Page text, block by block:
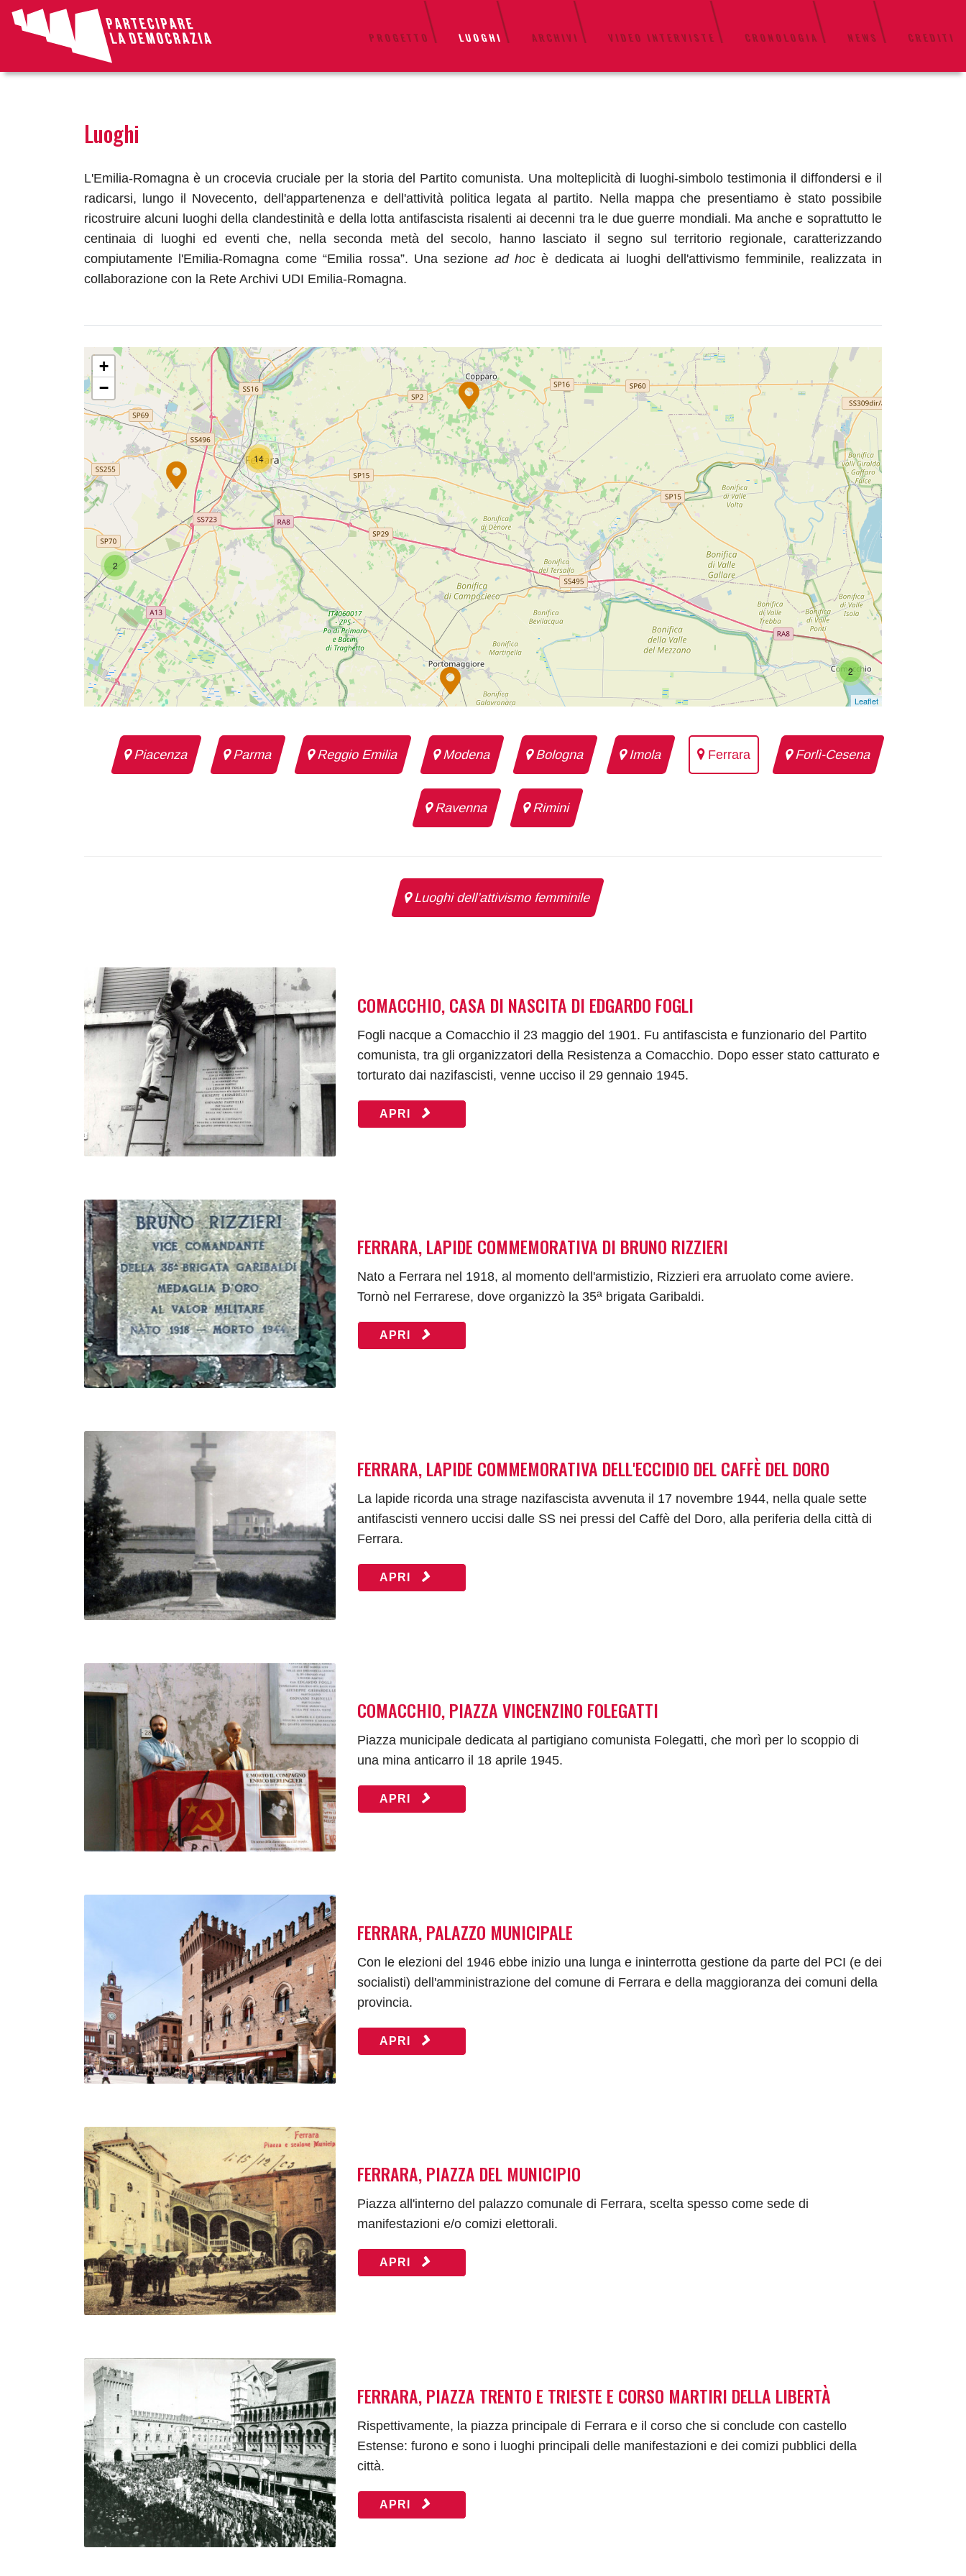
PROGETTO LUOGHI ARCHIVI VIDEO INTERVISTE CRONOLOGIA NEWS CREDITI
tags
Luoghi
L'Emilia-Romagna è un crocevia cruciale per la storia del Partito comunista. Una molteplicità di luoghi-simbolo testimonia il diffondersi e il
radicarsi, lungo il Novecento, dell'appartenenza e dell'attività politica legata al partito. Nella mappa che presentiamo è stato possibile
ricostruire alcuni luoghi della clandestinità e della lotta antifascista risalenti ai decenni tra le due guerre mondiali. Ma anche e soprattutto le
centinaia di luoghi ed eventi che, nella seconda metà del secolo, hanno lasciato il segno sul territorio regionale, caratterizzando
compiutamente l'Emilia-Romagna come “Emilia rossa”. Una sezione ad hoc è dedicata ai luoghi dell'attivismo femminile, realizzata in
collaborazione con la Rete Archivi UDI Emilia-Romagna.
2
2
14
+
−
Leaflet
Piacenza Parma Reggio Emilia Modena Bologna Imola Ferrara Forlì-Cesena
Ravenna Rimini
Luoghi dell’attivismo femminile
COMACCHIO, CASA DI NASCITA DI EDGARDO FOGLI
Fogli nacque a Comacchio il 23 maggio del 1901. Fu antifascista e funzionario del Partito
comunista, tra gli organizzatori della Resistenza a Comacchio. Dopo esser stato catturato e
torturato dai nazifascisti, venne ucciso il 29 gennaio 1945.
APRI
FERRARA, LAPIDE COMMEMORATIVA DI BRUNO RIZZIERI
Nato a Ferrara nel 1918, al momento dell'armistizio, Rizzieri era arruolato come aviere.
Tornò nel Ferrarese, dove organizzò la 35a brigata Garibaldi.
APRI
FERRARA, LAPIDE COMMEMORATIVA DELL'ECCIDIO DEL CAFFÈ DEL DORO
La lapide ricorda una strage nazifascista avvenuta il 17 novembre 1944, nella quale sette
antifascisti vennero uccisi dalle SS nei pressi del Caffè del Doro, alla periferia della città di
Ferrara.
APRI
COMACCHIO, PIAZZA VINCENZINO FOLEGATTI
Piazza municipale dedicata al partigiano comunista Folegatti, che morì per lo scoppio di
una mina anticarro il 18 aprile 1945.
APRI
FERRARA, PALAZZO MUNICIPALE
Con le elezioni del 1946 ebbe inizio una lunga e ininterrotta gestione da parte del PCI (e dei
socialisti) dell'amministrazione del comune di Ferrara e della maggioranza dei comuni della
provincia.
APRI
FERRARA, PIAZZA DEL MUNICIPIO
Piazza all'interno del palazzo comunale di Ferrara, scelta spesso come sede di
manifestazioni e/o comizi elettorali.
APRI
FERRARA, PIAZZA TRENTO E TRIESTE E CORSO MARTIRI DELLA LIBERTÀ
Rispettivamente, la piazza principale di Ferrara e il corso che si conclude con castello
Estense: furono e sono i luoghi principali delle manifestazioni e dei comizi pubblici della
città.
APRI